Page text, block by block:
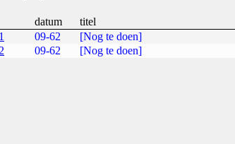
datum titel
09-62 [Nog te doen]
09-62 [Nog te doen]